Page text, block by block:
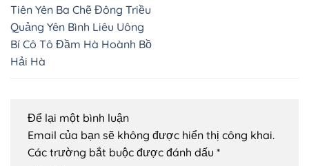
Tiên Yên Ba Chẽ Đông Triều
Quảng Yên Bình Liêu Uông
Bí Cô Tô Đầm Hà Hoành Bồ
Hải Hà
Để lại một bình luận
Email của bạn sẽ không được hiển thị công khai.
Các trường bắt buộc được đánh dấu *